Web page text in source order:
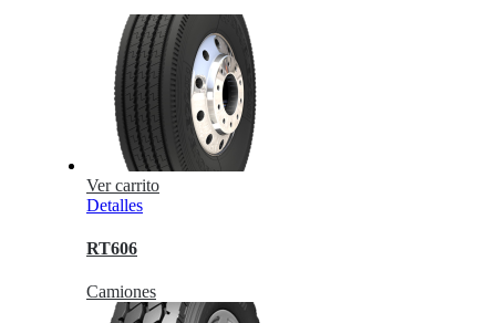
Ver carrito
Detalles
RT606
Camiones